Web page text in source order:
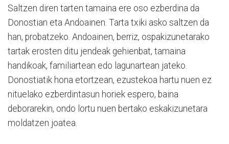
Saltzen diren tarten tamaina ere oso ezberdina da
Donostian eta Andoainen. Tarta txiki asko saltzen da
han, probatzeko. Andoainen, berriz, ospakizunetarako
tartak erosten ditu jendeak gehienbat, tamaina
handikoak, familiartean edo lagunartean jateko.
Donostiatik hona etortzean, ezustekoa hartu nuen ez
nituelako ezberdintasun horiek espero, baina
deborarekin, ondo lortu nuen bertako eskakizunetara
moldatzen joatea.